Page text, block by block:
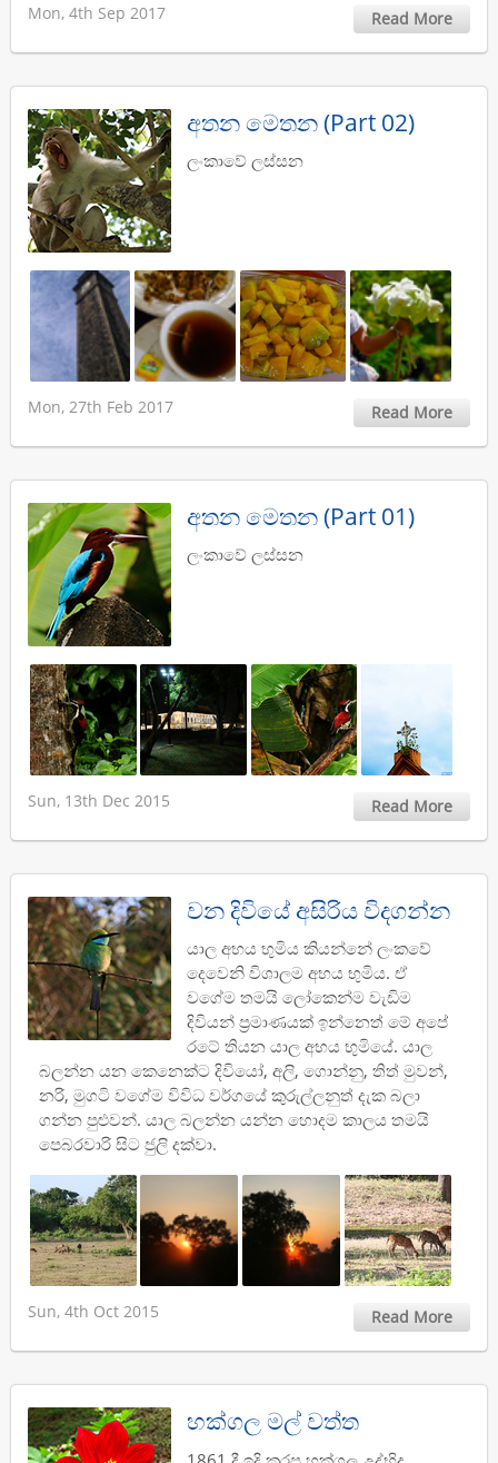
Mon, 4th Sep 2017 Read More
අතන මෙතන (Part 02)
ලංකාවේ ලස්සන
Mon, 27th Feb 2017 Read More
අතන මෙතන (Part 01)
ලංකාවේ ලස්සන
Sun, 13th Dec 2015 Read More
වන දිවියේ අසිරිය විදගන්න
යාල අභය භුමිය කියන්නේ ලංකවේ
දෙවෙනි විශාලම අභය භුමිය. ඒ
වගේම තමයි ලෝකෙන්ම වැඩිම
දිවියන් ප්‍රමාණයක් ඉන්නෙත් මේ අපේ
රටේ තියන යාල අභය භුමියේ. යාල
බලන්න යන කෙනෙක්ට දිවියෝ, අලි, ගොන්නු, තිත් මුවන්,
නරි, මුගටි වගේම විවිධ වර්ගයේ කුරුල්ලනුත් දැක බලා
ගන්න පුළුවන්. යාල බලන්න යන්න හොදම කාලය තමයි
පෙබරවාරි සිට ජුලි දක්වා.
Sun, 4th Oct 2015 Read More
හක්ගල මල් වත්ත